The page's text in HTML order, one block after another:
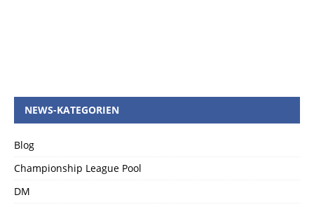
NEWS-KATEGORIEN
Blog
Championship League Pool
DM